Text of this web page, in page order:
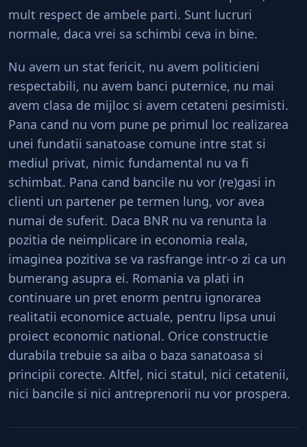
mult respect de ambele parti. Sunt lucruri
normale, daca vrei sa schimbi ceva in bine.
Nu avem un stat fericit, nu avem politicieni
respectabili, nu avem banci puternice, nu mai
avem clasa de mijloc si avem cetateni pesimisti.
Pana cand nu vom pune pe primul loc realizarea
unei fundatii sanatoase comune intre stat si
mediul privat, nimic fundamental nu va fi
schimbat. Pana cand bancile nu vor (re)gasi in
clienti un partener pe termen lung, vor avea
numai de suferit. Daca BNR nu va renunta la
pozitia de neimplicare in economia reala,
imaginea pozitiva se va rasfrange intr-o zi ca un
bumerang asupra ei. Romania va plati in
continuare un pret enorm pentru ignorarea
realitatii economice actuale, pentru lipsa unui
proiect economic national. Orice constructie
durabila trebuie sa aiba o baza sanatoasa si
principii corecte. Altfel, nici statul, nici cetatenii,
nici bancile si nici antreprenorii nu vor prospera.